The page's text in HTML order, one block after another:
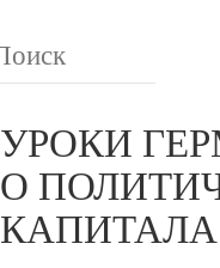
УРОКИ
О